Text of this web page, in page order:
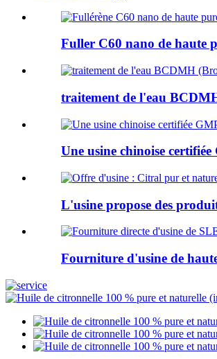
Fuller C60 nano de haute
traitement de l'eau
Une usine chinoise
L'usine propose des
Fourniture d'usine de